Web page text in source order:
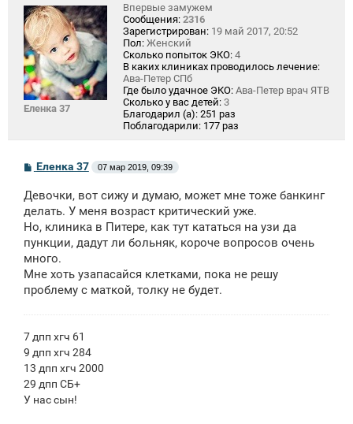
Еленка 37
Впервые замужем
Сообщения: 2316
Зарегистрирован: 19 май 2017, 20:52
Пол: Женский
Сколько попыток ЭКО: 4
В каких клиниках проводилось лечение:
Ава-Петер СПб
Где было удачное ЭКО: Ава-Петер врач ЯТВ
Сколько у вас детей: 3
Благодарил (а): 251 раз
Поблагодарили: 177 раз
С
б
щ
н
и
Еленка 37 07 мар 2019, 09:39
Девочки, вот сижу и думаю, может мне тоже банкинг
делать. У меня возраст критический уже.
Но, клиника в Питере, как тут кататься на узи да
пункции, дадут ли больняк, короче вопросов очень
много.
Мне хоть узапасайся клетками, пока не решу
проблему с маткой, толку не будет.
7 дпп хгч 61
9 дпп хгч 284
13 дпп хгч 2000
29 дпп СБ+
У нас сын!